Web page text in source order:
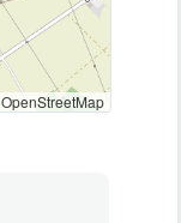
OpenStreetMap